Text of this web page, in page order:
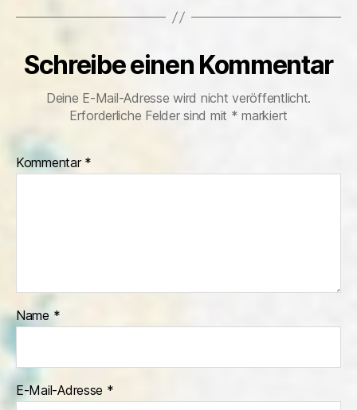
Schreibe einen Kommentar
Deine E-Mail-Adresse wird nicht veröffentlicht.
Erforderliche Felder sind mit * markiert
Kommentar *
Name *
E-Mail-Adresse *